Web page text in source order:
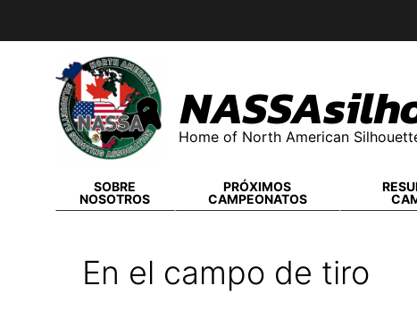
to
content
Home of North American
SOBRE
NOSOTROS
PRÓXIMOS
CAMPEONATOS
En el campo de tiro